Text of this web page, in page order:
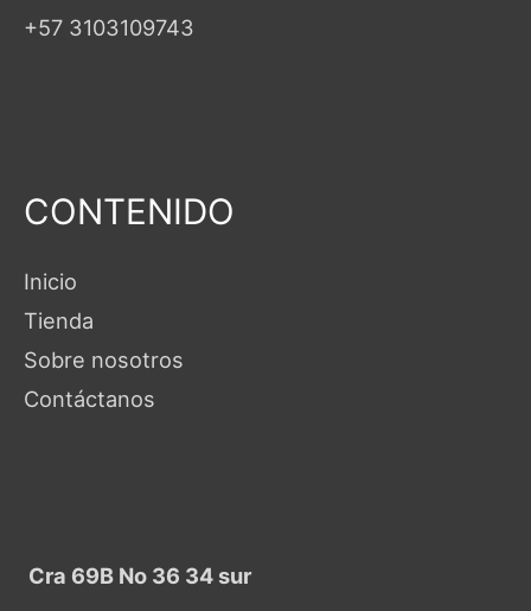
+57 3103109743
CONTENIDO
Inicio
Tienda
Sobre nosotros
Contáctanos
Cra 69B No 36 34 sur